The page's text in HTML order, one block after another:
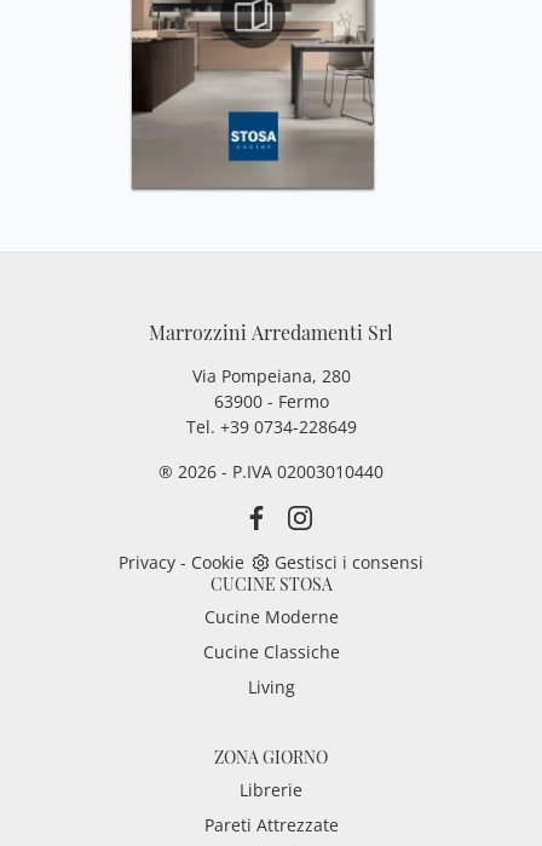
Marrozzini Arredamenti Srl
Via Pompeiana, 280
63900 - Fermo
Tel. +39 0734-228649
® 2026 - P.IVA 02003010440
Privacy - Cookie
Gestisci i consensi
CUCINE STOSA
Cucine Moderne
Cucine Classiche
Living
ZONA GIORNO
Librerie
Pareti Attrezzate